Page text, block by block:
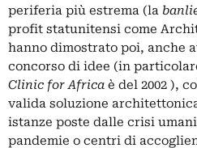
periferia più estrema (la
profit statunitensi come
hanno dimostrato poi, anche
concorso di idee (in
Clinic for Africa è del 2002 ),
valida soluzione
istanze poste dalle crisi
pandemie o centri di